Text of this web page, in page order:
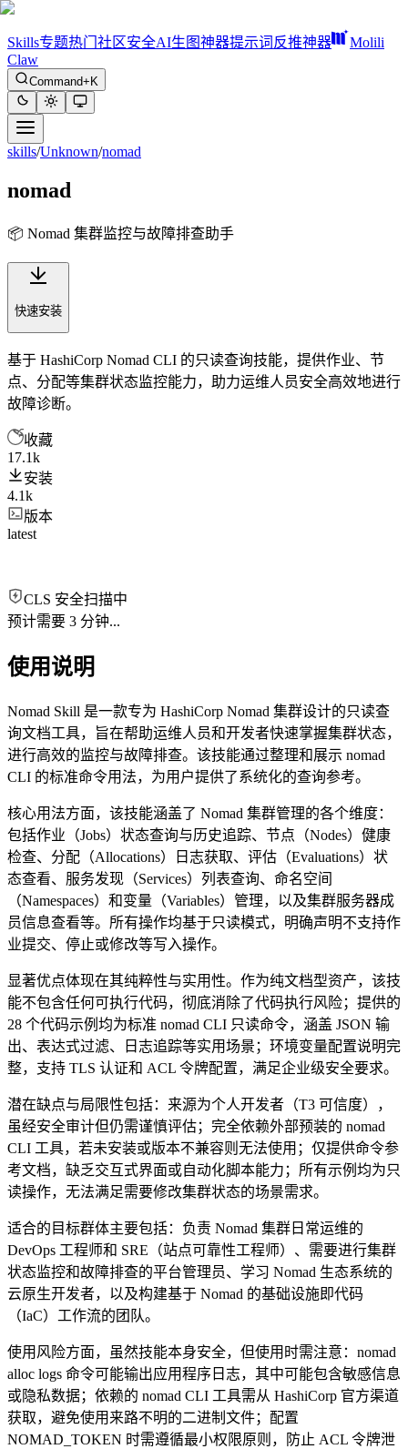
Skills专题热门 社区安全AI生图神器提示词反推神器
Molili
Claw
Command+K
skills/Unknown/nomad
nomad
📦 Nomad 集群监控与故障排查助手
快速安装
基于 HashiCorp Nomad CLI 的只读查询技能，提供作业、节
点、分配等集群状态监控能力，助力运维人员安全高效地进行
故障诊断。
收藏
17.1k
安装
4.1k
版本
latest
CLS 安全扫描中
预计需要 3 分钟...
使用说明
Nomad Skill 是一款专为 HashiCorp Nomad 集群设计的只读查
询文档工具，旨在帮助运维人员和开发者快速掌握集群状态，
进行高效的监控与故障排查。该技能通过整理和展示 nomad
CLI 的标准命令用法，为用户提供了系统化的查询参考。
核心用法方面，该技能涵盖了 Nomad 集群管理的各个维度：
包括作业（Jobs）状态查询与历史追踪、节点（Nodes）健康
检查、分配（Allocations）日志获取、评估（Evaluations）状
态查看、服务发现（Services）列表查询、命名空间
（Namespaces）和变量（Variables）管理，以及集群服务器成
员信息查看等。所有操作均基于只读模式，明确声明不支持作
业提交、停止或修改等写入操作。
显著优点体现在其纯粹性与实用性。作为纯文档型资产，该技
能不包含任何可执行代码，彻底消除了代码执行风险；提供的
28 个代码示例均为标准 nomad CLI 只读命令，涵盖 JSON 输
出、表达式过滤、日志追踪等实用场景；环境变量配置说明完
整，支持 TLS 认证和 ACL 令牌配置，满足企业级安全要求。
潜在缺点与局限性包括：来源为个人开发者（T3 可信度），
虽经安全审计但仍需谨慎评估；完全依赖外部预装的 nomad
CLI 工具，若未安装或版本不兼容则无法使用；仅提供命令参
考文档，缺乏交互式界面或自动化脚本能力；所有示例均为只
读操作，无法满足需要修改集群状态的场景需求。
适合的目标群体主要包括：负责 Nomad 集群日常运维的
DevOps 工程师和 SRE（站点可靠性工程师）、需要进行集群
状态监控和故障排查的平台管理员、学习 Nomad 生态系统的
云原生开发者，以及构建基于 Nomad 的基础设施即代码
（IaC）工作流的团队。
使用风险方面，虽然技能本身安全，但使用时需注意：nomad
alloc logs 命令可能输出应用程序日志，其中可能包含敏感信息
或隐私数据；依赖的 nomad CLI 工具需从 HashiCorp 官方渠道
获取，避免使用来路不明的二进制文件；配置
NOMAD_TOKEN 时需遵循最小权限原则，防止 ACL 令牌泄